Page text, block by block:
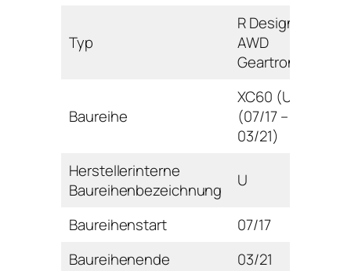
Typ
R Design
AWD
Geartronic
Baureihe
XC60 (U)
(07/17 –
03/21)
Herstellerinterne
Baureihenbezeichnung
U
Baureihenstart
07/17
Baureihenende
03/21